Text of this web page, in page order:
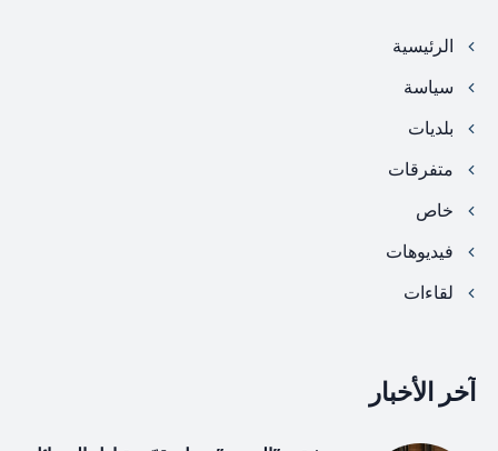
الرئيسية
سياسة
بلديات
متفرقات
خاص
فيديوهات
لقاءات
آخر الأخبار